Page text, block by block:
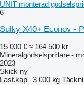
UNIT monterad
6
Sulky X40+ Econov -
15 000 € ≈ 164 500 kr
Mineralgödselspridare -
2023
Skick ny
Last.kap. 3 000 kg